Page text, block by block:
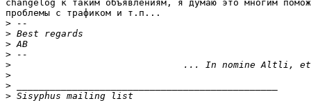
changelog к таким объявлениям, я думаю это многим
проблемы с трафиком и т.п...
>
>
>
>
>
>
>
>